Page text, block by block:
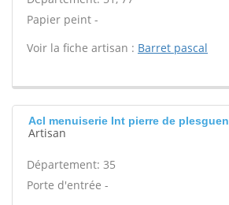
Papier peint -
Voir la fiche artisan : Barret pascal
Acl menuiserie Int pierre de plesguen
Artisan
Département: 35
Porte d'entrée -